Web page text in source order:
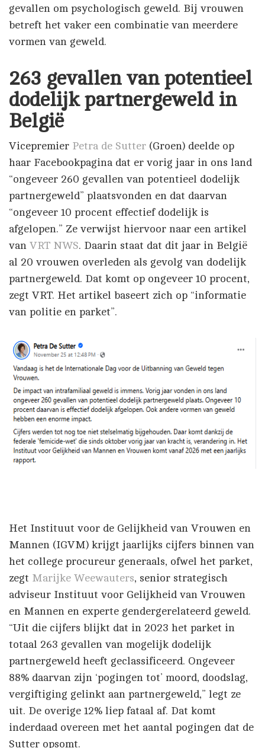
gevallen om psychologisch geweld. Bij vrouwen
betreft het vaker een combinatie van meerdere
vormen van geweld.
263 gevallen van potentieel
dodelijk partnergeweld in
België
Vicepremier Petra de Sutter (Groen) deelde op
haar Facebookpagina dat er vorig jaar in ons land
“ongeveer 260 gevallen van potentieel dodelijk
partnergeweld” plaatsvonden en dat daarvan
“ongeveer 10 procent effectief dodelijk is
afgelopen.” Ze verwijst hiervoor naar een artikel
van VRT NWS. Daarin staat dat dit jaar in België
al 20 vrouwen overleden als gevolg van dodelijk
partnergeweld. Dat komt op ongeveer 10 procent,
zegt VRT. Het artikel baseert zich op “informatie
van politie en parket”.
Het Instituut voor de Gelijkheid van Vrouwen en
Mannen (IGVM) krijgt jaarlijks cijfers binnen van
het college procureur generaals, ofwel het parket,
zegt Marijke Weewauters, senior strategisch
adviseur Instituut voor Gelijkheid van Vrouwen
en Mannen en experte gendergerelateerd geweld.
“Uit die cijfers blijkt dat in 2023 het parket in
totaal 263 gevallen van mogelijk dodelijk
partnergeweld heeft geclassificeerd. Ongeveer
88% daarvan zijn ‘pogingen tot’ moord, doodslag,
vergiftiging gelinkt aan partnergeweld,” legt ze
uit. De overige 12% liep fataal af. Dat komt
inderdaad overeen met het aantal pogingen dat de
Sutter opsomt.